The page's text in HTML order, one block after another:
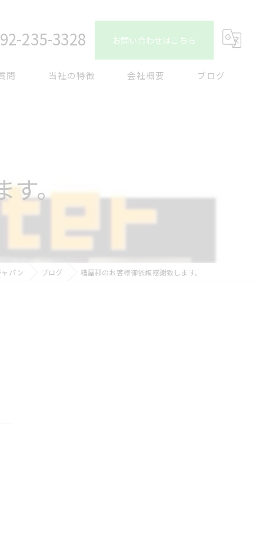
235-3328 お問い合わせはこちら
問 当社の特徴
買取
会社概要 ブログ
す。
パン ブログ 糟屋郡のお客様御依頼感謝致します。